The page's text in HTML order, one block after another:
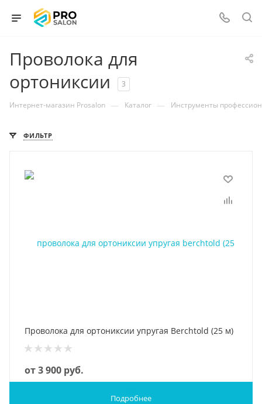
Проволока для
ортониксии
3
Интернет-магазин Prosalon — Каталог — Инструменты
ФИЛЬТР
Проволока для ортониксии упругая Berchtold (25 м)
от3 900 руб.
Подробнее